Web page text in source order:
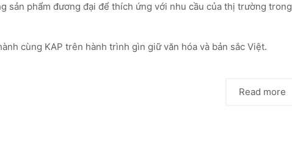
sản phẩm đương đại để thích ứng với nhu cầu của thị trường trong
cùng KAP trên hành trình gìn giữ văn hóa và bản sắc Việt.
Read more